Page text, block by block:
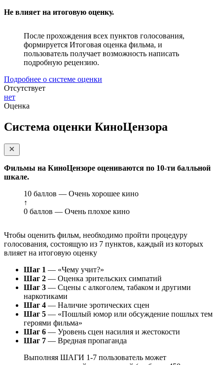
Не влияет на итоговую оценку.
После прохождения всех пунктов голосования,
формируется Итоговая оценка фильма, и
пользователь получает возможность написать
подробную рецензию.
Подробнее о системе оценки
Отсутствует
нет
Оценка
Система оценки КиноЦензора
Фильмы на КиноЦензоре оцениваются по 10-ти балльной
шкале.
10 баллов — Очень хорошее кино
↑
0 баллов — Очень плохое кино
Чтобы оценить фильм, необходимо пройти процедуру
голосования, состоящую из 7 пунктов, каждый из которых
влияет на итоговую оценку
Шаг 1 — «Чему учит?»
Шаг 2 — Оценка зрительских симпатий
Шаг 3 — Сцены с алкоголем, табаком и другими
наркотиками
Шаг 4 — Наличие эротических сцен
Шаг 5 — «Пошлый юмор или обсуждение пошлых тем
героями фильма»
Шаг 6 — Уровень сцен насилия и жестокости
Шаг 7 — Вредная пропаганда
Выполняя ШАГИ 1-7 пользователь может